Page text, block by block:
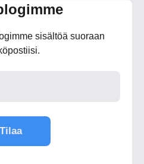
sisältöä suoraan